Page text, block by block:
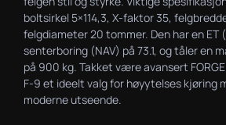
boltsirkel 5×114,3, X-faktor 35,
felgdiameter 20 tommer. Den har en ET
senterboring (NAV) på 73.1, og tåler en
på 900 kg. Takket være avansert
F-9 et ideelt valg for høyytelses kjøring
moderne utseende.